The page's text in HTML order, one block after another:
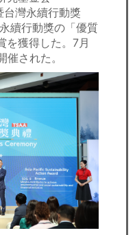
台灣永續行動獎
續行動獎の「優質
を獲得した。7月
された。